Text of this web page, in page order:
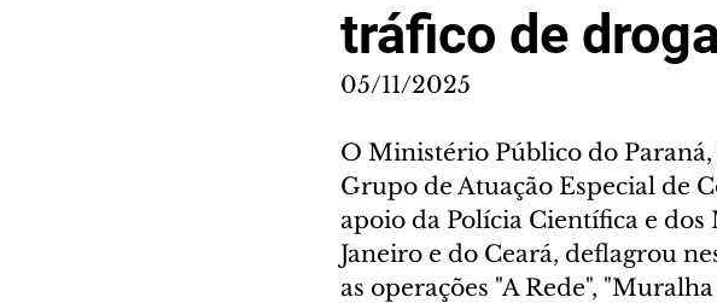
tráfico de
05/11/2025
O Ministério Público do
Grupo de Atuação Especial de
apoio da Polícia Científica e
Janeiro e do Ceará, deflagrou
as operações "A Rede",